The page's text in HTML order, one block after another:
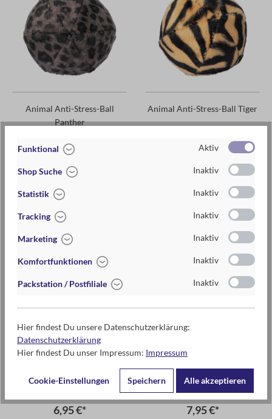
Animal Anti-Stress-Ball
Panther
6,95 €*
Animal Anti-Stress-Ball Tiger
6,95 €*
Animal Anti-Stress-Ball Zebra
6,95 €*
Omm for you: Chakren -
7,95 €*
Funktional Aktiv
Shop Suche Inaktiv
Statistik Inaktiv
Tracking Inaktiv
Marketing Inaktiv
Komfortfunktionen Inaktiv
Packstation / Postfiliale Inaktiv
Hier findest Du unsere Datenschutzerklärung:
Datenschutzerklärung
Hier findest Du unser Impressum: Impressum
Cookie-Einstellungen Speichern Alle akzeptieren